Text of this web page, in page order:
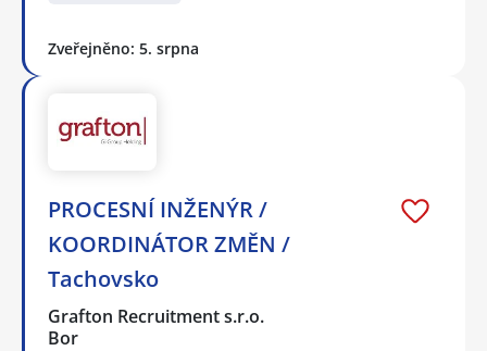
Zveřejněno: 5. srpna
PROCESNÍ INŽENÝR /
KOORDINÁTOR ZMĚN /
Tachovsko
Grafton Recruitment s.r.o.
Bor